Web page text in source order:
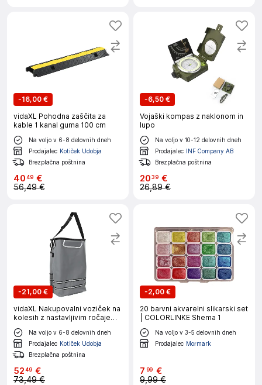
-16,00 €
vidaXL Pohodna zaščita za
kable 1 kanal guma 100 cm
Na voljo v 6-8 delovnih dneh
Prodajalec Kotiček Udobja
Brezplačna poštnina
4049 €
56,49 €
-6,50 €
Vojaški kompas z naklonom in
lupo
Na voljo v 10-12 delovnih dneh
Prodajalec INF Company AB
Brezplačna poštnina
2039 €
26,89 €
-21,00 €
vidaXL Nakupovalni voziček na
kolesih z nastavljivim ročajem
Siva 40 L
Na voljo v 6-8 delovnih dneh
Prodajalec Kotiček Udobja
Brezplačna poštnina
5249 €
73,49 €
-2,00 €
20 barvni akvarelni slikarski set
| COLORLINKE Shema 1
Na voljo v 3-5 delovnih dneh
Prodajalec Mormark
7 99 €
9,99 €